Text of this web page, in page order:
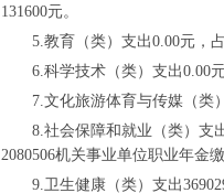
131600元。
5.教育（类）支出0.00元，
6.科学技术（类）支出0.00
7.文化旅游体育与传媒（类
8.社会保障和就业（类）支
2080506机关事业单位职业年金
9.卫生健康（类）支出